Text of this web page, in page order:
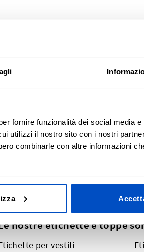
fornire funzionalità dei social media
utilizzi il nostro sito con i nostri
combinarle con altre informazioni
Iscrizione alla
Iscriviti alla nostra
This form is protected by reCAPTCHA - the
nostre etichette e toppe
per vestiti